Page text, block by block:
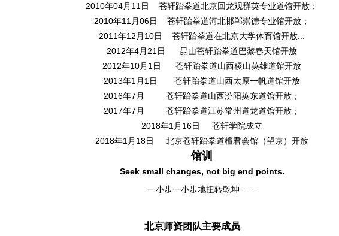
2010年04 月 11 日 苍轩跆拳道北京回龙观群英专业道馆开放；
2010年11 月 06 日 苍轩跆拳道河北邯郸崇德专业馆开放；
2011 年12 月 10 日 苍轩跆拳道在北京大学体育馆开放
2012年4 月 21 日 昆山苍轩跆拳道巴黎春天馆开放
2012年10 月 1 日 苍轩跆拳道山西稷山英雄道馆开放
2013年1 月 1 日 苍轩跆拳道山西太原一帆道馆开放
2016年7 月 苍轩跆拳道山西汾阳英东道馆开放；
2017年7 月 苍轩跆拳道江苏常州道龙道馆开放；
2018年1 月 16 日 苍轩学院成立
2018年1 月 18 日 北京苍轩跆拳道檀君会馆（望京）开放
馆训
Seek small changes, not big end points.
一小步一小步地扭转乾坤
北京师资团队主要成员